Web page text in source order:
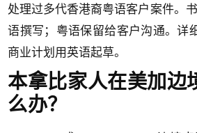
处理过多代香港裔粤语客户案件。
语撰写；粤语保留给客户沟通。详
商业计划用英语起草。
本拿比家人在美加边
么办？